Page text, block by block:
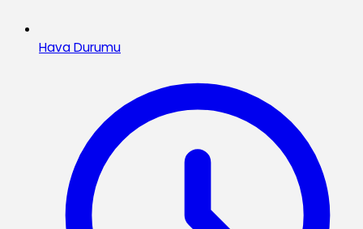
Hava Durumu